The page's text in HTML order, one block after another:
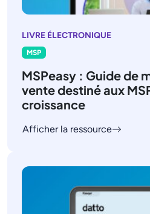
LIVRE ÉLECTRONIQUE
MSP
MSPeasy : Guide de
vente destiné aux
croissance
Afficher la ressource